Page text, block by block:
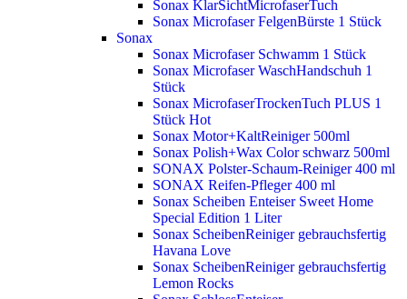
Sonax KlarSichtMicrofaserTuch
Sonax Microfaser FelgenBürste 1 Stück
Sonax
Sonax Microfaser Schwamm 1 Stück
Sonax Microfaser WaschHandschuh 1
Stück
Sonax MicrofaserTrockenTuch PLUS 1
Stück Hot
Sonax Motor+KaltReiniger 500ml
Sonax Polish+Wax Color schwarz 500ml
SONAX Polster-Schaum-Reiniger 400 ml
SONAX Reifen-Pfleger 400 ml
Sonax Scheiben Enteiser Sweet Home
Special Edition 1 Liter
Sonax ScheibenReiniger gebrauchsfertig
Havana Love
Sonax ScheibenReiniger gebrauchsfertig
Lemon Rocks